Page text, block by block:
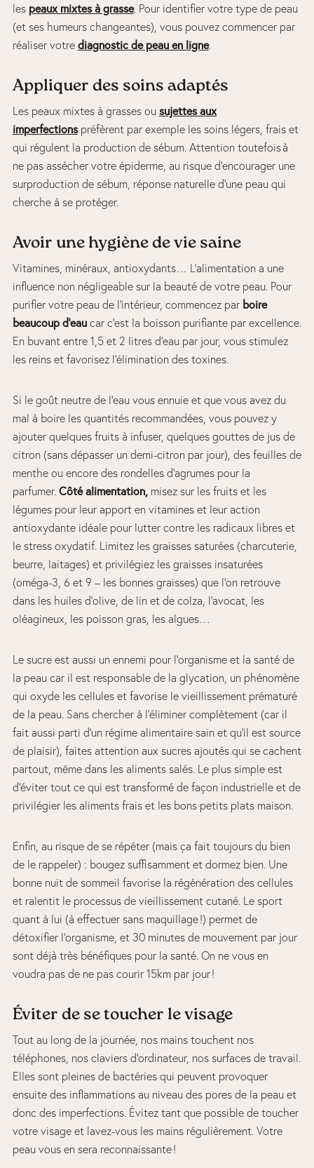
les peaux mixtes à grasse. Pour identifier votre type de peau
(et ses humeurs changeantes), vous pouvez commencer par
réaliser votre diagnostic de peau en ligne.
Appliquer des soins adaptés
Les peaux mixtes à grasses ou sujettes aux
imperfectionspréfèrent par exemple les soins légers, frais et
qui régulent la production de sébum. Attention toutefois à
ne pas assécher votre épiderme, au risque d’encourager une
surproduction de sébum, réponse naturelle d’une peau qui
cherche à se protéger.
Avoir une hygiène de vie saine
Vitamines, minéraux, antioxydants… L’alimentation a une
influence non négligeable sur la beauté de votre peau. Pour
purifier votre peau de l’intérieur, commencez par boire
beaucoup d’eaucar c’est la boisson purifiante par excellence.
En buvant entre 1,5 et 2 litres d’eau par jour, vous stimulez
les reins et favorisez l’élimination des toxines.
Si le goût neutre de l’eau vous ennuie et que vous avez du
mal à boire les quantités recommandées, vous pouvez y
ajouter quelques fruits à infuser, quelques gouttes de jus de
citron (sans dépasser un demi-citron par jour), des feuilles de
menthe ou encore des rondelles d’agrumes pour la
parfumer. Côté alimentation,misez sur les fruits et les
légumes pour leur apport en vitamines et leur action
antioxydante idéale pour lutter contre les radicaux libres et
le stress oxydatif. Limitez les graisses saturées (charcuterie,
beurre, laitages) et privilégiez les graisses insaturées
(oméga-3, 6 et 9 – les bonnes graisses) que l’on retrouve
dans les huiles d’olive, de lin et de colza, l’avocat, les
oléagineux, les poisson gras, les algues…
Le sucre est aussi un ennemi pour l’organisme et la santé de
la peau car il est responsable de la glycation, un phénomène
qui oxyde les cellules et favorise le vieillissement prématuré
de la peau. Sans chercher à l’éliminer complètement (car il
fait aussi parti d’un régime alimentaire sain et qu’il est source
de plaisir), faites attention aux sucres ajoutés qui se cachent
partout, même dans les aliments salés. Le plus simple est
d’éviter tout ce qui est transformé de façon industrielle et de
privilégier les aliments frais et les bons petits plats maison.
Enfin, au risque de se répéter (mais ça fait toujours du bien
de le rappeler) : bougez suffisamment et dormez bien. Une
bonne nuit de sommeil favorise la régénération des cellules
et ralentit le processus de vieillissement cutané. Le sport
quant à lui (à effectuer sans maquillage !) permet de
détoxifier l’organisme, et 30 minutes de mouvement par jour
sont déjà très bénéfiques pour la santé. On ne vous en
voudra pas de ne pas courir 15km par jour !
Éviter de se toucher le visage
Tout au long de la journée, nos mains touchent nos
téléphones, nos claviers d’ordinateur, nos surfaces de travail.
Elles sont pleines de bactéries qui peuvent provoquer
ensuite des inflammations au niveau des pores de la peau et
donc des imperfections. Évitez tant que possible de toucher
votre visage et lavez-vous les mains régulièrement. Votre
peau vous en sera reconnaissante !